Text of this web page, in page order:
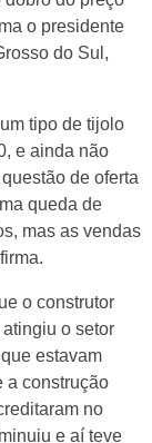
o presidente
do Sul,
tipo de tijolo
e ainda não
de oferta
queda de
mas as vendas
o construtor
o setor
estavam
a construção
no
e aí teve